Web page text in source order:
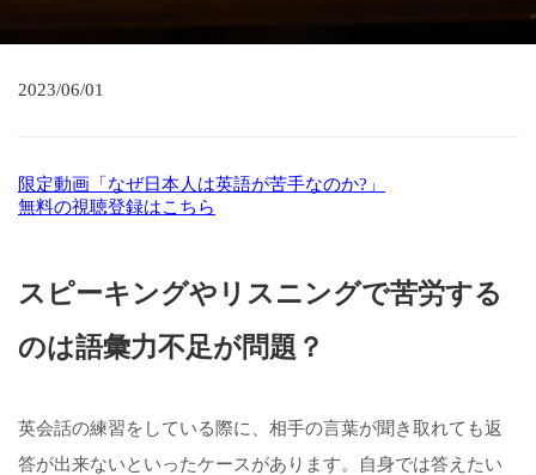
2023/06/01
限定動画「なぜ日本人は英語が苦手なのか?」
無料の視聴登録はこちら
スピーキングやリスニングで苦労する
のは語彙力不足が問題？
英会話の練習をしている際に、相手の言葉が聞き取れても返
答が出来ないといったケースがあります。自身では答えたい